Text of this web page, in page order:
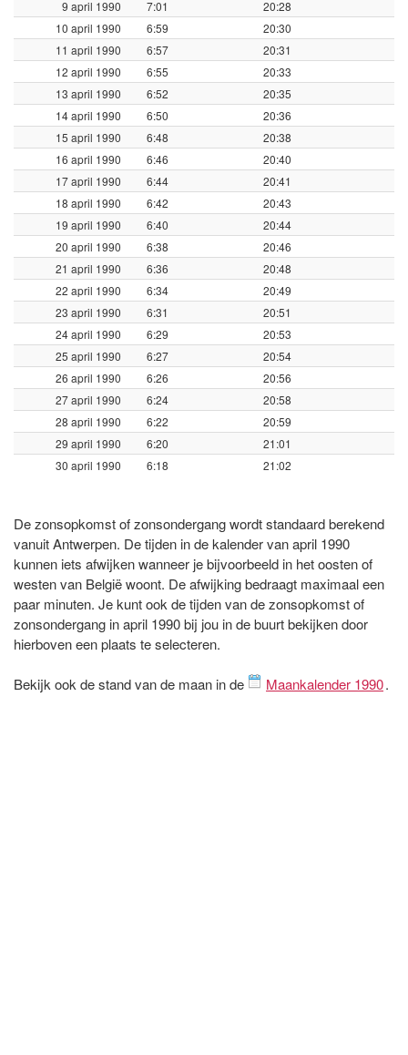
9 april 1990 7:01
20:28
10 april 1990
6:59
20:30
11 april 1990
6:57
20:31
12 april 1990
6:55
20:33
13 april 1990
6:52
20:35
14 april 1990
6:50
20:36
15 april 1990
6:48
20:38
16 april 1990
6:46
20:40
17 april 1990
6:44
20:41
18 april 1990
6:42
20:43
19 april 1990
6:40
20:44
20 april 1990
6:38
20:46
21 april 1990
6:36
20:48
22 april 1990
6:34
20:49
23 april 1990
6:31
20:51
24 april 1990
6:29
20:53
25 april 1990
6:27
20:54
26 april 1990
6:26
20:56
27 april 1990
6:24
20:58
28 april 1990
6:22
20:59
29 april 1990
6:20
21:01
30 april 1990
6:18 21:02
De zonsopkomst of zonsondergang wordt standaard berekend
vanuit Antwerpen. De tijden in de kalender van april 1990
kunnen iets afwijken wanneer je bijvoorbeeld in het oosten of
westen van België woont. De afwijking bedraagt maximaal een
paar minuten. Je kunt ook de tijden van de zonsopkomst of
zonsondergang in april 1990 bij jou in de buurt bekijken door
hierboven een plaats te selecteren.
Bekijk ook de stand van de maan in de Maankalender 1990.